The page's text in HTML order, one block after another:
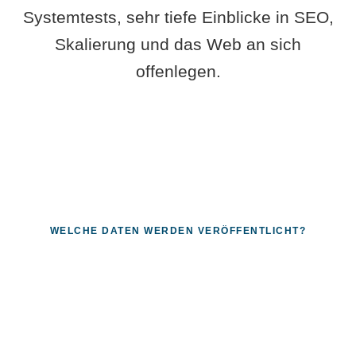
Systemtests, sehr tiefe Einblicke in SEO,
Skalierung und das Web an sich
offenlegen.
WELCHE DATEN WERDEN VERÖFFENTLICHT?